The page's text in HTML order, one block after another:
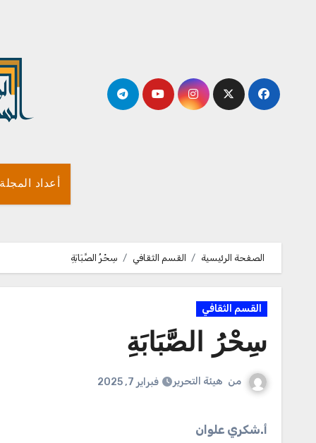
أعداد المجلة
الصفحة الرئيسية القسم الثقافي سِحْرُ الصَّبَابَةِ
القسم الثقافي
سِحْرُ الصَّبَابَةِ
من هيئة التحرير فبراير 7, 2025
أ.شكري علوان